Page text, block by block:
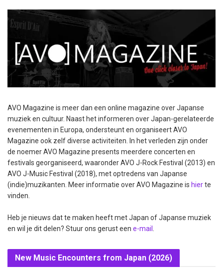
AVO Magazine is meer dan een online magazine over Japanse
muziek en cultuur. Naast het informeren over Japan-gerelateerde
evenementen in Europa, ondersteunt en organiseert AVO
Magazine ook zelf diverse activiteiten. In het verleden zijn onder
de noemer AVO Magazine presents meerdere concerten en
festivals georganiseerd, waaronder AVO J-Rock Festival (2013) en
AVO J-Music Festival (2018), met optredens van Japanse
(indie)muzikanten. Meer informatie over AVO Magazine is hierte
vinden.
Heb je nieuws dat te maken heeft met Japan of Japanse muziek
en wil je dit delen? Stuur ons gerust een e-mail .
New Music Encounters from Japan (2026)